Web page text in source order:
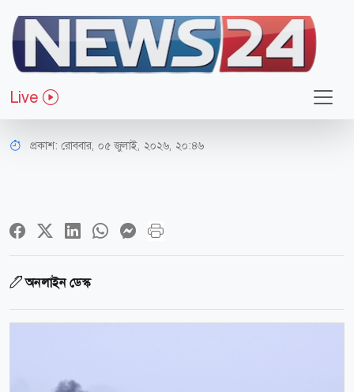
Live
আন্তর্জাতিক
যৌথ সামরিক মহড়া শুরু করতে যাচ্ছে
চীন-রাশিয়া
প্রকাশ: রোববার, ০৫ জুলাই, ২০২৬, ২০:৪৬
অনলাইন ডেস্ক